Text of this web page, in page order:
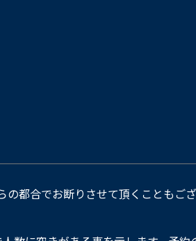
の都合でお断りさせて頂くこともご